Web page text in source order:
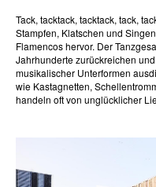
Tack, tacktack, tacktack, tack,
Stampfen, Klatschen und
Flamencos hervor. Der
Jahrhunderte zurückreichen
musikalischer Unterformen
wie Kastagnetten,
handeln oft von unglücklicher